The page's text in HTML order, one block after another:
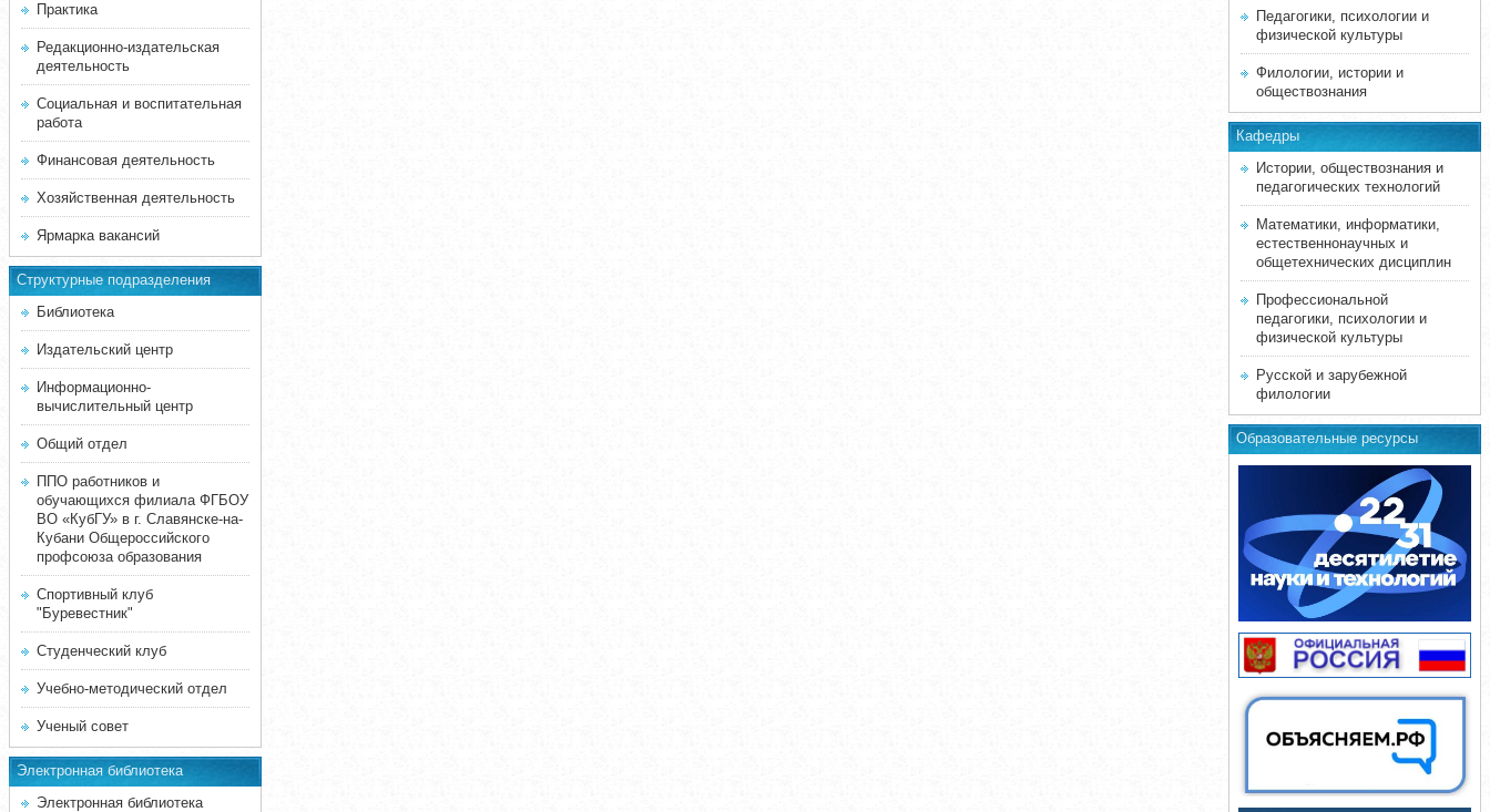
Практика
Редакционно-издательская
деятельность
Социальная и воспитательная
работа
Финансовая деятельность
Хозяйственная деятельность
Ярмарка вакансий
Структурные подразделения
Библиотека
Издательский центр
Информационно-
вычислительный центр
Общий отдел
ППО работников и
обучающихся филиала ФГБОУ
ВО «КубГУ» в г. Славянске-на-
Кубани Общероссийского
профсоюза образования
Спортивный клуб
"Буревестник"
Студенческий клуб
Учебно-методический отдел
Ученый совет
Электронная библиотека
Электронная библиотека
Педагогики, психологии и
физической культуры
Филологии, истории и
обществознания
Кафедры
Истории, обществознания и
педагогических технологий
Математики, информатики,
естественнонаучных и
общетехнических дисциплин
Профессиональной
педагогики, психологии и
физической культуры
Русской и зарубежной
филологии
Образовательные ресурсы